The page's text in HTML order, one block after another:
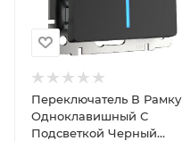
Переключатель В Рамку
Одноклавишный С
Подсветкой Черный